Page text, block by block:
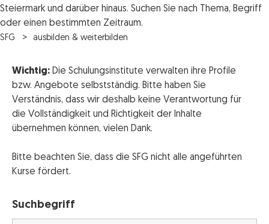
Steiermark und darüber hinaus. Suchen Sie nach Thema, Begriff
oder einen bestimmten Zeitraum.
SFG ausbilden & weiterbilden
Wichtig: Die Schulungsinstitute verwalten ihre Profile
bzw. Angebote selbstständig. Bitte haben Sie
Verständnis, dass wir deshalb keine Verantwortung für
die Vollständigkeit und Richtigkeit der Inhalte
übernehmen können, vielen Dank.
Bitte beachten Sie, dass die SFG nicht alle angeführten
Kurse fördert.
Suchbegriff